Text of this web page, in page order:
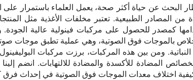
البحث عن حياة أكثر صحة، يعمل العلماء باستمرار
من المصادر الطبيعية. تعتبر مخلفات الأغذية مثل
كمصدر للحصول على مركبات فينولية عالية
بالموجات فوق الصوتية، وهي عملية تطبق موجات
النباتية. ومن بين هذه المركبات، برزت مركبات
المضادة للأكسدة والمضادة للالتهابات. انضم
اختلاف معدات الموجات فوق الصوتية في إحداث فرق